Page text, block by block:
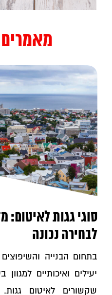
מאמרים
סוגי גגות לאיטום:
לבחירה נכונה
בתחום הבנייה
יעילים ואיכותיים
שקשורים לאיטום